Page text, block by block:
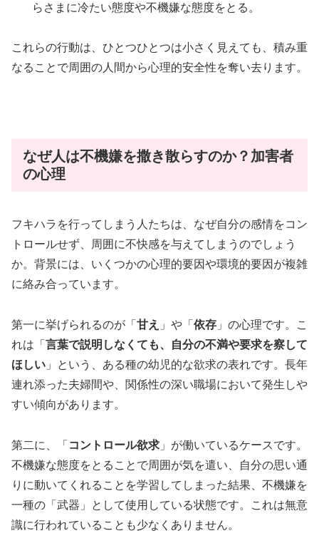
らさまに冷たい態度や不機嫌な態度をとる。
これらの行動は、ひとつひとつは小さく見えても、積み重
なることで周囲の人間から心理的安全性を奪い去ります。
なぜ人は不機嫌を撒き散らすのか？加害者
の心理
フキハラを行ってしまう人たちは、なぜ自分の感情をコン
トロールせず、周囲に不快感を与えてしまうのでしょう
か。背景には、いくつかの心理的要因や環境的要因が複雑
に絡み合っています。
第一に挙げられるのが「 甘え 」や「 依存 」の心理です。こ
れは「 言葉で説明しなくても、自分の不満や要求を察して
ほしい 」という、ある種の幼児的な欲求の表れです。長年
連れ添った夫婦間や、関係性の深い職場において発生しや
すい傾向があります。
第二に、「 コントロール欲求 」が働いているケースです。
不機嫌な態度をとることで周囲が気を遣い、自分の思い通
りに動いてくれることを学習してしまった結果、不機嫌を
一種の「武器」として使用している状態です。これは無意
識に行われていることも少なくありません。